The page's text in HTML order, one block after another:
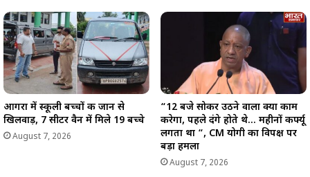
आगरा में स्कूली बच्चों की जान से
खिलवाड़, 7 सीटर वैन में मिले 19 बच्चे
August 7, 2026
“12 बजे सोकर उठने वाला क्या काम
करेगा, पहले दंगे होते थे… महीनों कर्फ्यू
लगता था “, CM योगी का विपक्ष पर
बड़ा हमला
August 7, 2026